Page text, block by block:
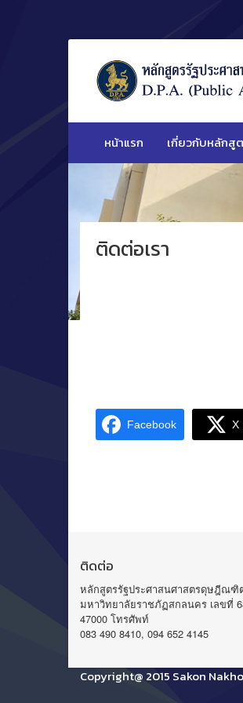
เนื้อหา
หน้าแรก เกี่ยวกับหลักสู
ติดต่อเรา
Facebook X
ติดต่อ
หลักสูตรรัฐประศาสนศาสตรดุษฎีณฑิ
มหาวิทยาลัยราชภัฏสกลนคร เลขที่
47000 โทรศัพท์
083 490 8410, 094 652 4145
Copyright@ 2015 Sakon